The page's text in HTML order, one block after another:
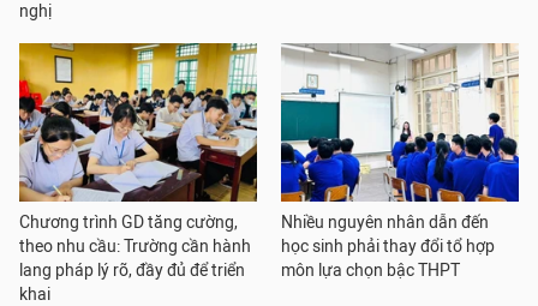
nghị
Chương trình GD tăng cường,
theo nhu cầu: Trường cần hành
lang pháp lý rõ, đầy đủ để triển
khai
Nhiều nguyên nhân dẫn đến
học sinh phải thay đổi tổ hợp
môn lựa chọn bậc THPT